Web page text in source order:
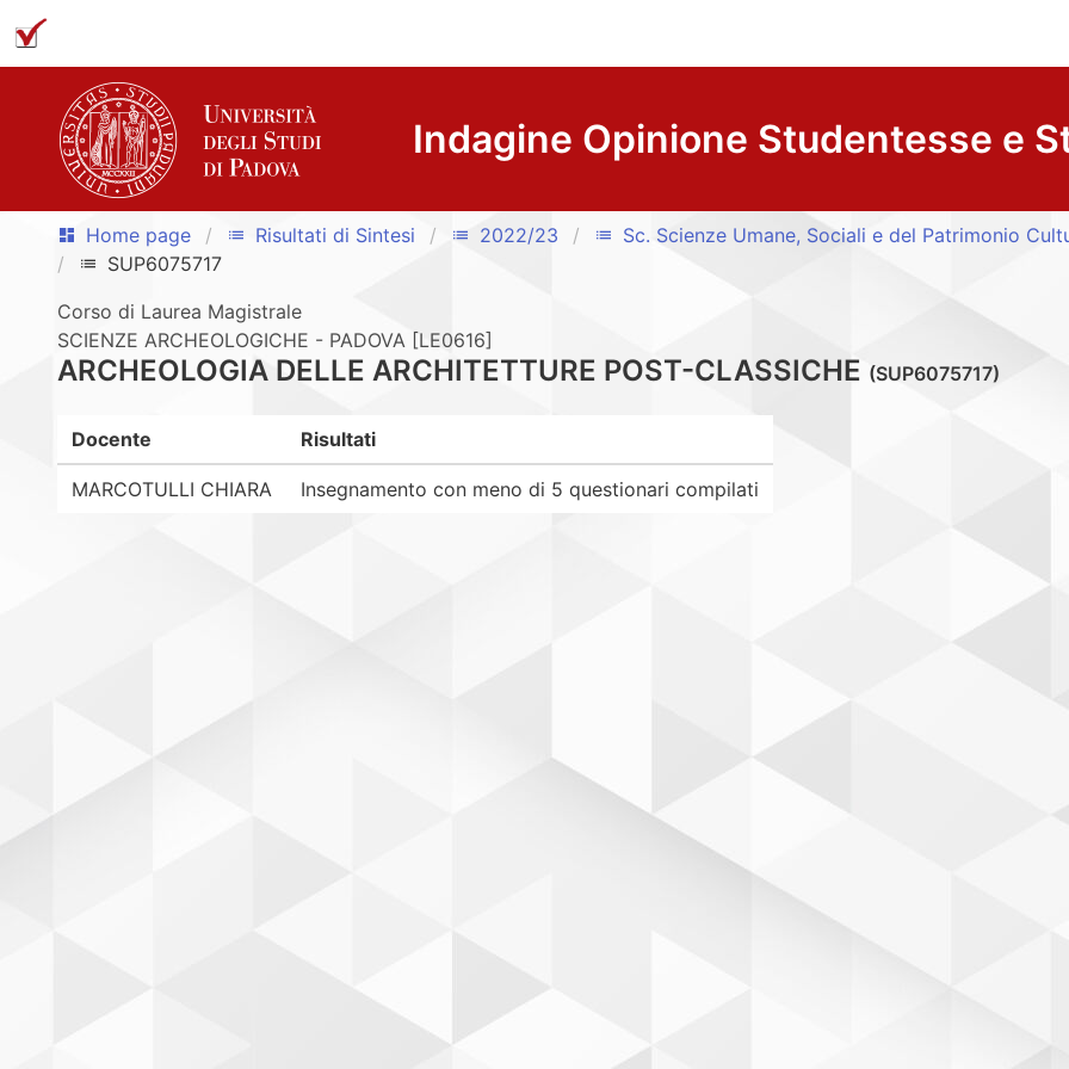
Indagine Opinione Studentesse e
dashboard Home page list Risultati di Sintesi list 2022/23 list Sc. Scienze Umane, Sociali e del Patrimonio
list
SUP6075717
Corso di Laurea Magistrale
SCIENZE ARCHEOLOGICHE - PADOVA [LE0616]
ARCHEOLOGIA DELLE ARCHITETTURE POST-CLASSICHE (SUP6075717)
Docente Risultati
MARCOTULLI CHIARA Insegnamento con meno di 5 questionari compilati